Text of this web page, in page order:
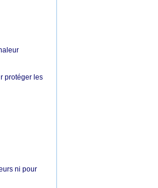
protéger les
ni pour